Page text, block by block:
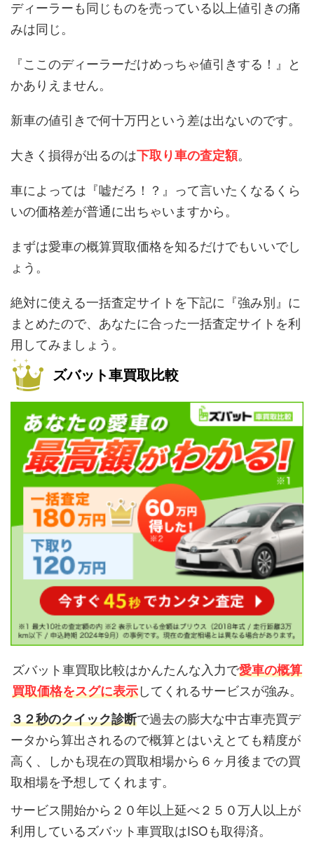
ディーラーも同じものを売っている以上値引きの痛
みは同じ。
『ここのディーラーだけめっちゃ値引きする！』と
かありえません。
新車の値引きで何十万円という差は出ないのです。
大きく損得が出るのは下取り車の査定額。
車によっては『嘘だろ！？』って言いたくなるくら
いの価格差が普通に出ちゃいますから。
まずは愛車の概算買取価格を知るだけでもいいでし
ょう。
絶対に使える一括査定サイトを下記に『強み別』に
まとめたので、あなたに合った一括査定サイトを利
用してみましょう。
ズバット車買取比較
ズバット車買取比較はかんたんな入力で愛車の概算
買取価格をスグに表示してくれるサービスが強み。
３２秒のクイック診断で過去の膨大な中古車売買デ
ータから算出されるので概算とはいえとても精度が
高く、しかも現在の買取相場から６ヶ月後までの買
取相場を予想してくれます。
サービス開始から２０年以上延べ２５０万人以上が
利用しているズバット車買取はISOも取得済。